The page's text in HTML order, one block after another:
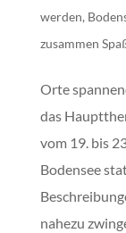
werden,
zusammen
Orte
das
vom 19. bis
Bodensee
nahezu